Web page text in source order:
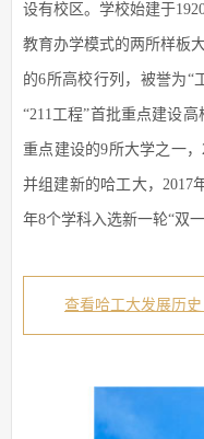
设有校区。学校始建于
教育办学模式的两所样板
的6所高校行列，被誉为“
“211工程”首批重点建设
重点建设的9所大学之一
并组建新的哈工大，2017
年8个学科入选新一轮“双
查看哈工大发展历史